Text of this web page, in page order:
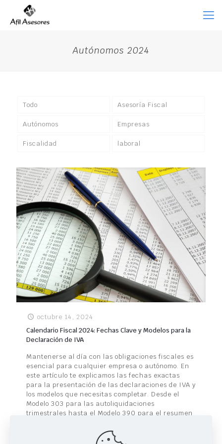
Autónomos 2024
Todo Asesoría Fiscal
Autónomos Empresas
Fiscalidad laboral
octubre 14, 2024
Calendario Fiscal 2024: Fechas Clave y Modelos para la
Declaración de IVA
Mantenerse al día con las obligaciones fiscales es
esencial para cualquier empresa o autónomo. En
este artículo te explicamos las fechas exactas
para la presentación de las declaraciones de IVA y
los modelos que necesitas completar. Desde el
Modelo 303 para las autoliquidaciones
trimestrales hasta el Modelo 390 para el resumen
evitar sanciones. ¡Toma nota y no dejes que las
fechas te pillen desprevenido!